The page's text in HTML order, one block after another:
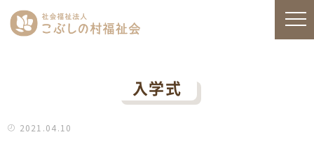
入学式
2021.04.10